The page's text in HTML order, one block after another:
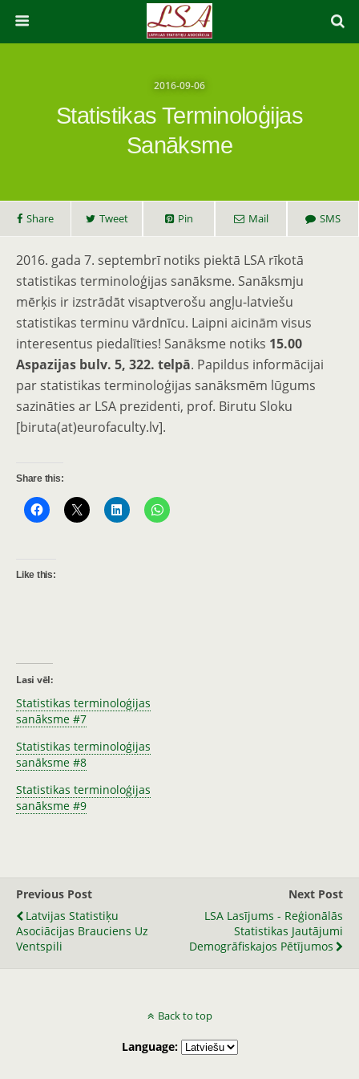
2016-09-06
Statistikas Terminoloģijas
Sanāksme
Share Tweet Pin Mail SMS
2016. gada 7. septembrī notiks piektā LSA rīkotā
statistikas terminoloģijas sanāksme. Sanāksmju
mērķis ir izstrādāt visaptverošu angļu-latviešu
statistikas terminu vārdnīcu. Laipni aicinām visus
interesentus piedalīties! Sanāksme notiks 15.00
Aspazijas bulv. 5, 322. telpā. Papildus informācijai
par statistikas terminoloģijas sanāksmēm lūgums
sazināties ar LSA prezidenti, prof. Birutu Sloku
[biruta(at)eurofaculty.lv].
Share this:
Like this:
Lasi vēl:
Statistikas terminoloģijas
sanāksme #7
Statistikas terminoloģijas
sanāksme #8
Statistikas terminoloģijas
sanāksme #9
Previous Post
Latvijas Statistiķu
Asociācijas Brauciens Uz
Ventspili
Next Post
LSA Lasījums - Reģionālās
Statistikas Jautājumi
Demogrāfiskajos Pētījumos
Back to top
Language: